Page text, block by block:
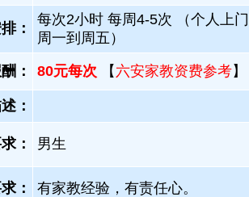
：
每次2小时 每周4-5次 （个人上
周一到周五）
： 80元每次 【 六安家教资费参考】
：
： 男生
： 有家教经验，有责任心。